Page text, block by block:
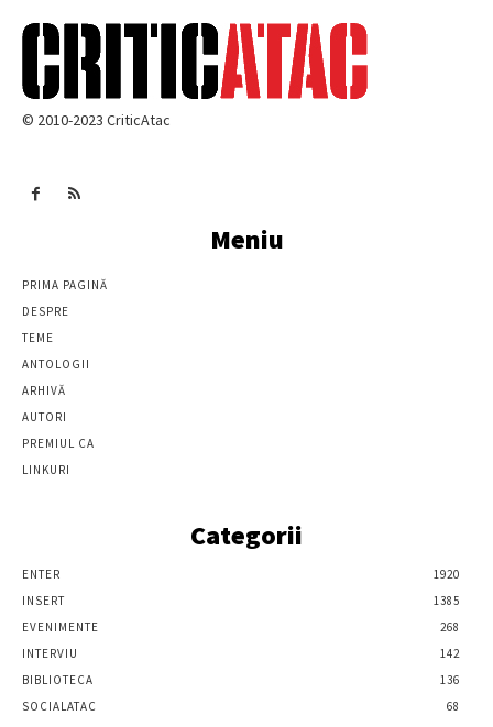
© 2010-2023 CriticAtac
Meniu
PRIMA PAGINĂ
DESPRE
TEME
ANTOLOGII
ARHIVĂ
AUTORI
PREMIUL CA
LINKURI
Categorii
ENTER
1920
INSERT
1385
EVENIMENTE
268
INTERVIU
142
BIBLIOTECA
136
SOCIALATAC
68